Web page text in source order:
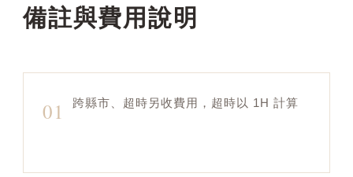
備註與費用說明
01 跨縣市、超時另收費用，超時以 1H 計算